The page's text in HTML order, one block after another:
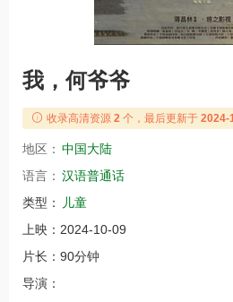
我，何爷爷
收录高清资源 2 个，最后更新于 2024-
地区： 中国大陆
语言： 汉语普通话
类型：
儿童
上映： 2024-10-09
片长： 90分钟
导演：